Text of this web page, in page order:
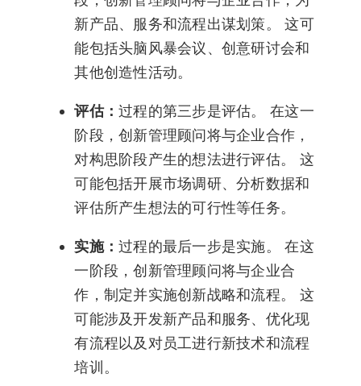
新产品、服务和流程出谋划策。 这可
能包括头脑风暴会议、创意研讨会和
其他创造性活动。
评估：过程的第三步是评估。 在这一
阶段，创新管理顾问将与企业合作，
对构思阶段产生的想法进行评估。 这
可能包括开展市场调研、分析数据和
评估所产生想法的可行性等任务。
实施：过程的最后一步是实施。 在这
一阶段，创新管理顾问将与企业合
作，制定并实施创新战略和流程。 这
可能涉及开发新产品和服务、优化现
有流程以及对员工进行新技术和流程
培训。